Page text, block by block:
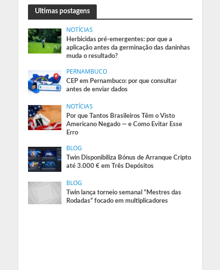
Ultimas postagens
NOTÍCIAS
Herbicidas pré-emergentes: por que a
aplicação antes da germinação das daninhas
muda o resultado?
PERNAMBUCO
CEP em Pernambuco: por que consultar
antes de enviar dados
NOTÍCIAS
Por que Tantos Brasileiros Têm o Visto
Americano Negado — e Como Evitar Esse
Erro
BLOG
Twin Disponibiliza Bónus de Arranque Cripto
até 3.000 € em Três Depósitos
BLOG
Twin lança torneio semanal “Mestres das
Rodadas” focado em multiplicadores